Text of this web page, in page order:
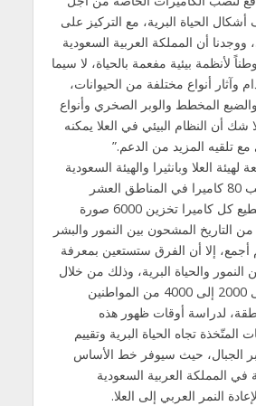
الحياة البرية، مع التركيز على
ووجدنا أن المملكة العربية السعودية
لأنظمة بيئية مفعمة بالحياة، لا سيما
وآثار أنواع مختلفة من الحيوانات،
المخطط والوبر الصخري وأنواع
شك أن النظام البيئي في العلا يمكنه
تلقيه المزيد من الدعم.”
لهيئة العلا وبانثيرا والهيئة السعودية
للحياة الفطرية بنصب 80 كاميرا في المناطق العشر
الرئيسية، حيث تستطيع كل كاميرا تخزين 6000 صورة
التاريخ المشحون بين النمور والبشر
أجمع، إلا أن الفرق ستستعين بمعرفة
النمور والحياة البرية، وذلك من خلال
توزيع استبيانات على 2000 إلى 4000 من المواطنين
لدراسة أوقات ظهور هذه
المتّخذة تجاه الحياة البرية وتقييم
الجبال، حيث سيوفر خط الأساس
في المملكة العربية السعودية
النمر العربي إلى العلا.